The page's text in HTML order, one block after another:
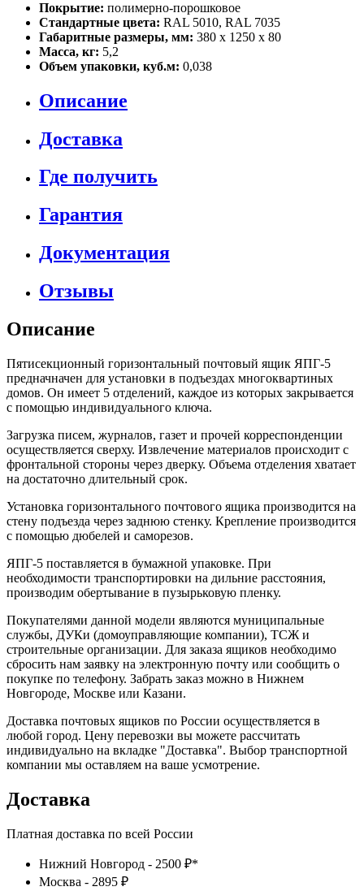
Покрытие: полимерно-порошковое
Стандартные цвета: RAL 5010, RAL 7035
Габаритные размеры, мм: 380 х 1250 х 80
Масса, кг: 5,2
Объем упаковки, куб.м: 0,038
Описание
Доставка
Где получить
Гарантия
Документация
Отзывы
Описание
Пятисекционный горизонтальный почтовый ящик ЯПГ-5
предначначен для установки в подъездах многоквартиных
домов. Он имеет 5 отделений, каждое из которых закрывается
с помощью индивидуального ключа.
Загрузка писем, журналов, газет и прочей корреспонденции
осуществляется сверху. Извлечение материалов происходит с
фронтальной стороны через дверку. Объема отделения хватает
на достаточно длительный срок.
Установка горизонтального почтового ящика производится на
стену подъезда через заднюю стенку. Крепление производится
с помощью дюбелей и саморезов.
ЯПГ-5 поставляется в бумажной упаковке. При
необходимости транспортировки на дильние расстояния,
производим обертывание в пузырьковую пленку.
Покупателями данной модели являются муниципальные
службы, ДУКи (домоуправляющие компании), ТСЖ и
строительные организации. Для заказа ящиков необходимо
сбросить нам заявку на электронную почту или сообщить о
покупке по телефону. Забрать заказ можно в Нижнем
Новгороде, Москве или Казани.
Доставка почтовых ящиков по России осуществляется в
любой город. Цену перевозки вы можете рассчитать
индивидуально на вкладке "Доставка". Выбор транспортной
компании мы оставляем на ваше усмотрение.
Доставка
Платная доставка по всей России
Нижний Новгород - 2500 ₽*
Москва - 2895 ₽